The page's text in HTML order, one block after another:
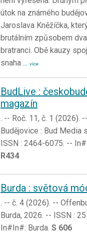
útok na známého
Jaroslava Kněžíčka,
brutálním způsobem
bratranci. Obě kauzy
snaha ... více
BudLive :
magazín
. -- Roč. 11, č. 1 (2026).
Budějovice : Bud Media
ISSN : 2464-6075. --
R434
Burda : světová
. -- č. 4 (2026). --
Burda, 2026. -- ISSN :
In#In#: Burda. S 606